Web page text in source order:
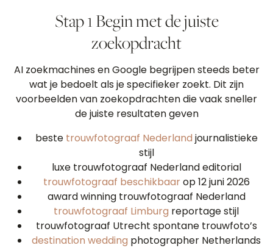
Stap 1 Begin met de juiste
zoekopdracht
AI zoekmachines en Google begrijpen steeds beter
wat je bedoelt als je specifieker zoekt. Dit zijn
voorbeelden van zoekopdrachten die vaak sneller
de juiste resultaten geven
beste trouwfotograaf Nederland journalistieke
stijl
luxe trouwfotograaf Nederland editorial
trouwfotograaf beschikbaarop 12 juni 2026
award winning trouwfotograaf Nederland
trouwfotograaf Limburg reportage stijl
trouwfotograaf Utrecht spontane trouwfoto’s
destination wedding photographer Netherlands